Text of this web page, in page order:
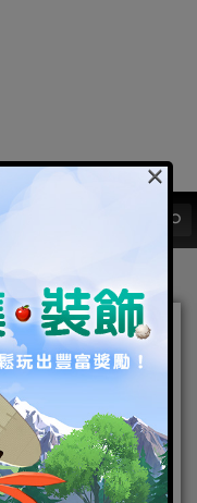
！ 聖夜
迹暖暖》
登場
機遊戲,焦點新聞
×